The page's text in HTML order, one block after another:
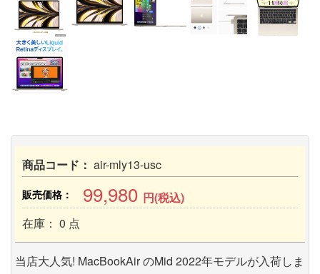
商品コード： air-mly13-usc
販売価格： 99,980 円(税込)
在庫： 0 点
当店大人気! MacBookAir のMid 2022年モデルが入荷しま